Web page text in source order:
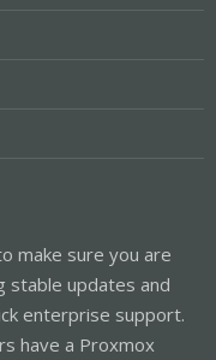
make sure you are
stable updates and
enterprise support.
have a Proxmox